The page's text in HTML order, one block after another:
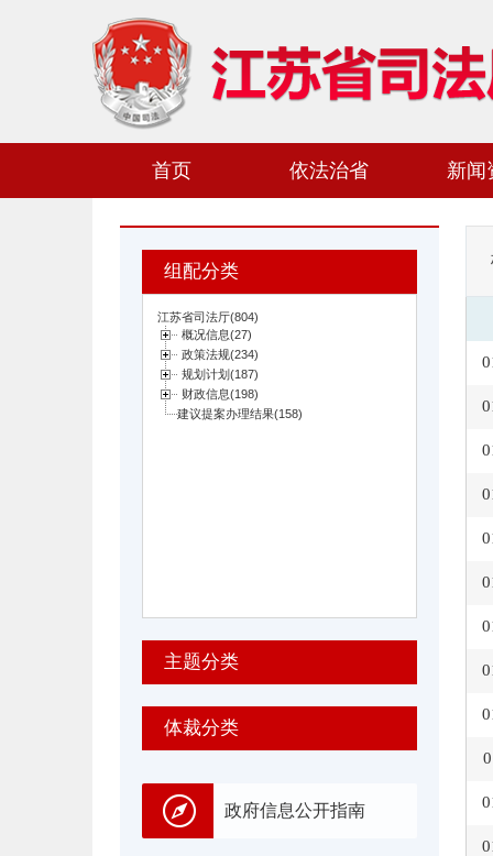
首页 依法治省 新闻
组配分类
主题分类
体裁分类
政府信息公开指南